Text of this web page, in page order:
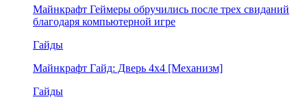
Майнкрафт Геймеры обручились после трех свиданий
благодаря компьютерной игре
Гайды
Майнкрафт Гайд: Дверь 4х4 [Механизм]
Гайды